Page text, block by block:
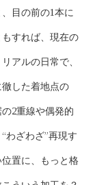
目の前の1本に
すれば、現在の
アルの日常で、
した着地点の
2重線や偶発的
わざわざ”再現す
置に、もっと格